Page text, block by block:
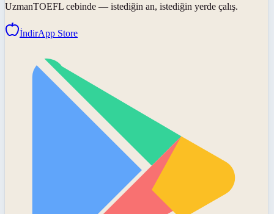
UzmanTOEFL cebinde — istediğin an, istediğin yerde çalış.
İndirApp Store